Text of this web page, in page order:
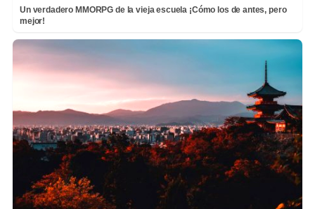
Un verdadero MMORPG de la vieja escuela ¡Cómo los de antes, pero
mejor!